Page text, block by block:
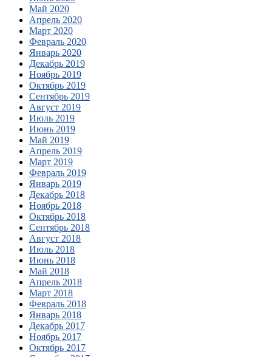
Май 2020
Апрель 2020
Март 2020
Февраль 2020
Январь 2020
Декабрь 2019
Ноябрь 2019
Октябрь 2019
Сентябрь 2019
Август 2019
Июль 2019
Июнь 2019
Май 2019
Апрель 2019
Март 2019
Февраль 2019
Январь 2019
Декабрь 2018
Ноябрь 2018
Октябрь 2018
Сентябрь 2018
Август 2018
Июль 2018
Июнь 2018
Май 2018
Апрель 2018
Март 2018
Февраль 2018
Январь 2018
Декабрь 2017
Ноябрь 2017
Октябрь 2017